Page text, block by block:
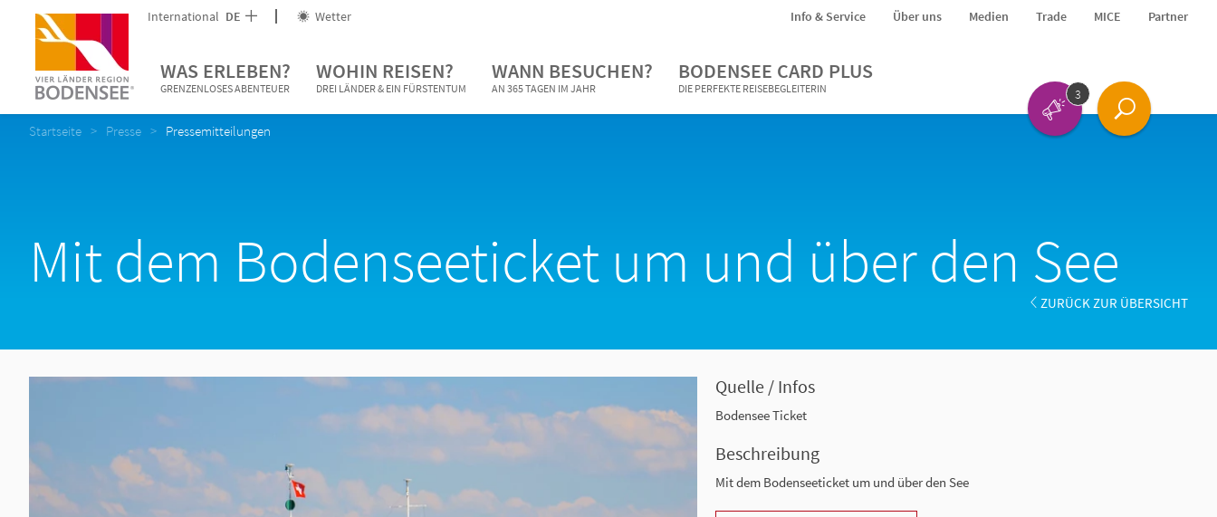
International DE Wetter Info & Service Über uns Medien Trade MICE Partner
WAS ERLEBEN?
GRENZENLOSES ABENTEUER
WOHIN REISEN?
DREI LÄNDER & EIN FÜRSTENTUM
WANN BESUCHEN?
AN 365 TAGEN IM JAHR
BODENSEE CARD PLUS
DIE PERFEKTE REISEBEGLEITERIN 3
Startseite Presse Pressemitteilungen
Mit dem Bodenseeticket um und über den See
ZURÜCK ZUR ÜBERSICHT
Quelle / Infos
Bodensee Ticket
Beschreibung
Mit dem Bodenseeticket um und über den See